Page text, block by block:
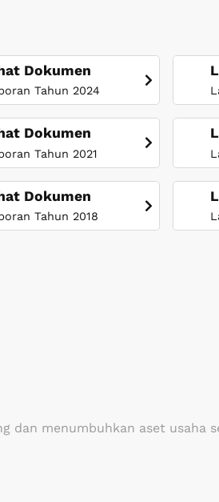
Dokumen
Tahun 2024
Dokumen
Tahun 2021
Dokumen
Tahun 2018
dan menumbuhkan aset usaha